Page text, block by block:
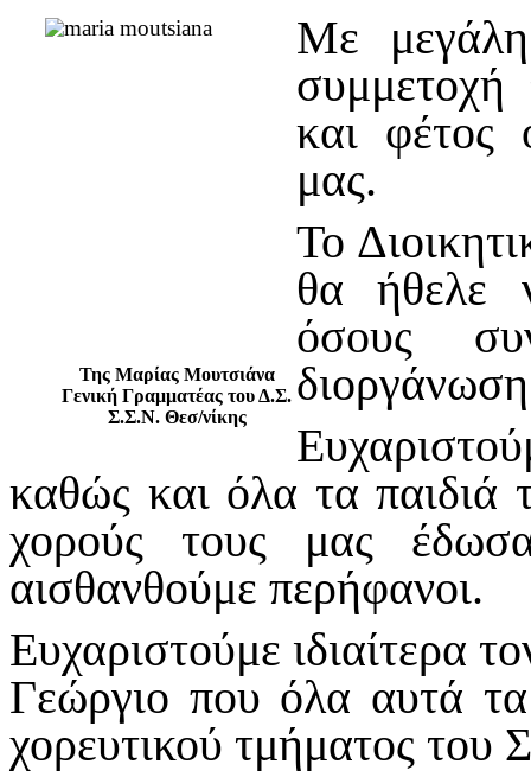
Της Μαρίας Μουτσιάνα
Γενική Γραμματέας του Δ.Σ.
Σ.Σ.Ν. Θεσ/νίκης
Με μεγάλη
συμμετοχή
και φέτος
μας.
Το
θα ήθελε
όσους
καθώς και όλα τα παιδιά
χορούς τους μας
αισθανθούμε περήφανοι.
Ευχαριστούμε ιδιαίτερα
Γεώργιο που όλα αυτά
χορευτικού τμήματος του